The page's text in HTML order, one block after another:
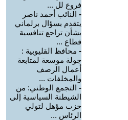
فروع لل ...
- النائب أحمد ناصر
يتقدم بسؤال برلماني
بشأن تراجع تنافسية
قطاع ...
- محافظ القليوبية :
جولة موسعة لمتابعة
أعمال الرصف
والمخلفات ...
- التجمع الوطني: من
الشيطنة السياسية إلى
حزب مؤهل لتولي
الرئاس ...